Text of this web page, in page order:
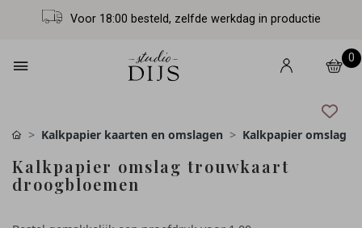
Voor 18:00 besteld, zelfde werkdag in productie
0
Kalkpapier kaarten en omslagen Kalkpapier omslag
Kalkpapier omslag trouwkaart
droogbloemen